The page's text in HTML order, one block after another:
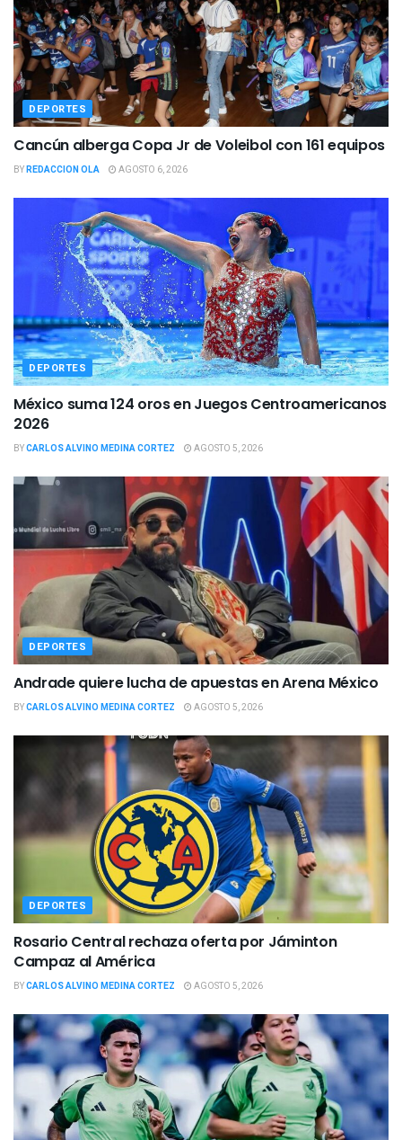
DEPORTES
Cancún alberga Copa Jr de Voleibol con 161 equipos
BYREDACCION OLA AGOSTO 6, 2026
DEPORTES
México suma 124 oros en Juegos Centroamericanos
2026
BYCARLOS ALVINO MEDINA CORTEZ AGOSTO 5, 2026
DEPORTES
Andrade quiere lucha de apuestas en Arena México
BYCARLOS ALVINO MEDINA CORTEZ AGOSTO 5, 2026
DEPORTES
Rosario Central rechaza oferta por Jáminton
Campaz al América
BYCARLOS ALVINO MEDINA CORTEZ AGOSTO 5, 2026